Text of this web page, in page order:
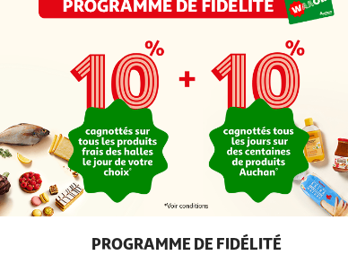
PROGRAMME DE FIDÉLITÉ